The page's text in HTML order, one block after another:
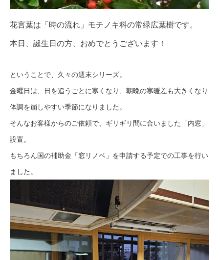
花言葉は「時の流れ」モチノキ科の常緑広葉樹です。
本日、誕生日の方、おめでとうございます！
ということで、久々の週末シリーズ。
金曜日は、日を追うごとに寒くなり、朝晩の寒暖差も大きくなり
体調を崩しやすい季節になりました。
そんなお客様からのご依頼で、ギリギリ間に合いました「内窓」
設置。
もちろん国の補助金「窓リノベ」を申請する予定での工事を行い
ました。